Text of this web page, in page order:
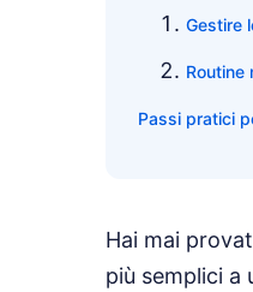
Gestire
Routine
Passi pratici
Hai mai
più semplici a